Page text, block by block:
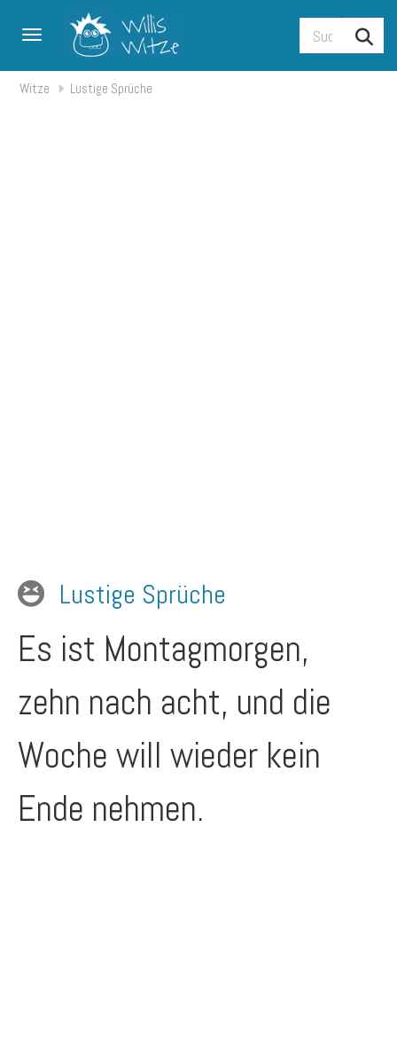
Toggle navigation
Witze Lustige Sprüche
Lustige Sprüche
Es ist Montagmorgen,
zehn nach acht, und die
Woche will wieder kein
Ende nehmen.